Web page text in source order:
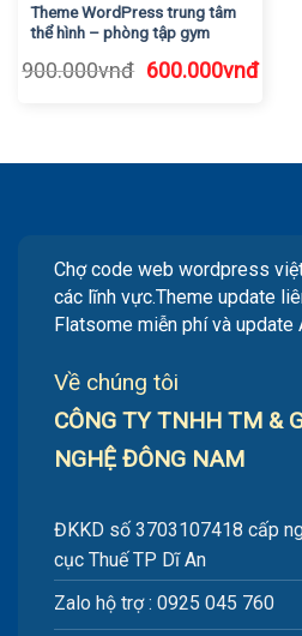
Theme WordPress trung tâm
thể hình – phòng tập gym
900.000vnđ Giá
600.000vnđGiá
Chợ code web wordpress
các lĩnh vực.Theme update
Flatsome miễn phí và update
Về chúng tôi
CÔNG TY TNHH TM &
NGHỆ ĐÔNG NAM
ĐKKD số 3703107418 cấp
cục Thuế TP Dĩ An
Zalo hộ trợ : 0925 045 760